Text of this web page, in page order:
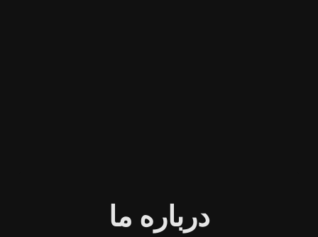
درباره ما